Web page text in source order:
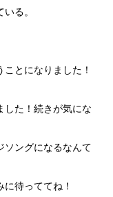
る。
とになりました！
した！続きが気にな
ソングになるなんて
待っててね！